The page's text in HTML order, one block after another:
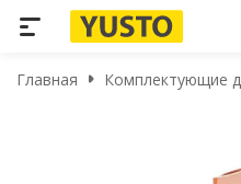
Главная Комплектующие